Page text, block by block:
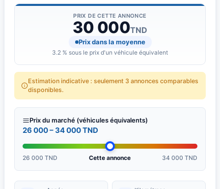
PRIX DE CETTE ANNONCE
30 000TND
Prix dans la moyenne
3.2 % sous le prix d'un véhicule équivalent
Estimation indicative : seulement 3 annonces comparables
disponibles.
Prix du marché (véhicules équivalents)
26 000 – 34 000 TND
26 000 TND Cette annonce 34 000 TND